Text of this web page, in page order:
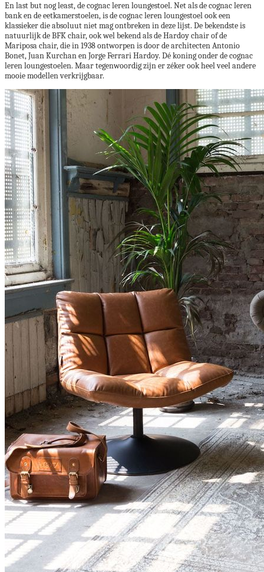
En last but nog least, de cognac leren loungestoel. Net als de cognac leren
bank en de eetkamerstoelen, is de cognac leren loungestoel ook een
klassieker die absoluut niet mag ontbreken in deze lijst. De bekendste is
natuurlijk de BFK chair, ook wel bekend als de Hardoy chair of de
Mariposa chair, die in 1938 ontworpen is door de architecten Antonio
Bonet, Juan Kurchan en Jorge Ferrari Hardoy. Dé koning onder de cognac
leren loungestoelen. Maar tegenwoordig zijn er zéker ook heel veel andere
mooie modellen verkrijgbaar.